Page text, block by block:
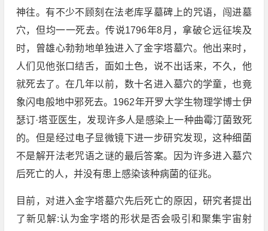
神往。有不少不顾刻在法老库孚墓碑上的咒语，闯进墓
穴，但均一一死去。传说1796年8月，拿破仑远征埃及
时，曾雄心勃勃地单独进入了金字塔墓穴。他出来时，
人们见他张口结舌，面如土色，说不出话来，不久，他
就死去了。在几年以前，数十名进入墓穴的学童，也竟
象闪电般地中邪死去。1962年开罗大学生物理学博士伊
瑟订·塔亚医生，发现许多人是感染上一种曲霉汀菌致死
的。但是经过电子显微镜下进一步研究发现，这种细菌
不是解开法老咒语之谜的最后答案。因为许多进入墓穴
后死亡的人，并没有患上感染该种病菌的征兆。
目前，对进入金字塔墓穴先后死亡的原因，研究者提出
了新见解:认为金字塔的形状是否会吸引和聚集宇宙射